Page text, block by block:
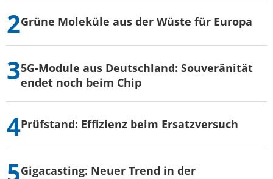
Grüne Moleküle aus der Wüste für Europa
5G-Module aus Deutschland: Souveränität
endet noch beim Chip
Prüfstand: Effizienz beim Ersatzversuch
Gigacasting: Neuer Trend in der